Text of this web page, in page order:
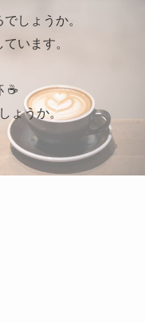
しょうか。
います。
☕
ょうか。